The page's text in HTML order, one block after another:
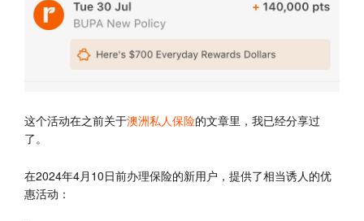
这个活动在之前关于澳洲私人保险的文章里，我已经分享过
了。
在2024年4月10日前办理保险的新用户，提供了相当诱人的优
惠活动：